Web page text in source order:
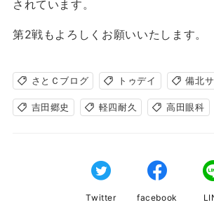
されています。
第2戦もよろしくお願いいたします。
さとＣブログ トゥデイ 備北
吉田郷史 軽四耐久 高田眼科
Twitter facebook